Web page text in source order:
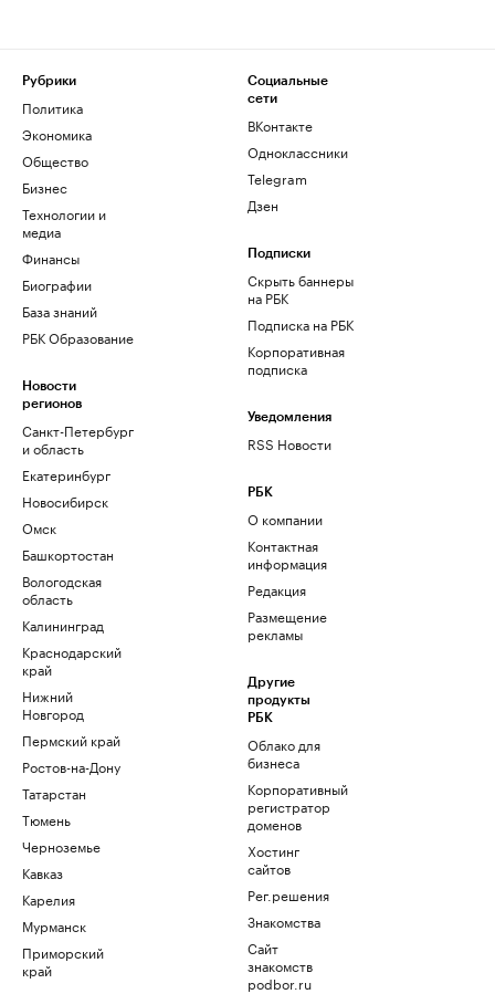
Рубрики
Политика
Экономика
Общество
Бизнес
Технологии и
медиа
Финансы
Биографии
База знаний
РБК Образование
Новости
регионов
Санкт-Петербург
и область
Екатеринбург
Новосибирск
Омск
Башкортостан
Вологодская
область
Калининград
Краснодарский
край
Нижний
Новгород
Пермский край
Ростов-на-Дону
Татарстан
Тюмень
Черноземье
Кавказ
Карелия
Мурманск
Приморский
край
Социальные
сети
ВКонтакте
Одноклассники
Telegram
Дзен
Подписки
Скрыть баннеры
на РБК
Подписка на РБК
Корпоративная
подписка
Уведомления
RSS Новости
РБК
О компании
Контактная
информация
Редакция
Размещение
рекламы
Другие
продукты
РБК
Облако для
бизнеса
Корпоративный
регистратор
доменов
Хостинг
сайтов
Рег.решения
Знакомства
Сайт
знакомств
podbor.ru